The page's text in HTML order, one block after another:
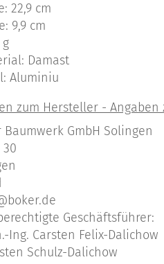
22,9 cm
9,9 cm
Damast
Aluminiu
Baumwerk GmbH Solingen
Geschäftsführer:
Ing. Carsten Felix-Dalichow
Schulz-Dalichow